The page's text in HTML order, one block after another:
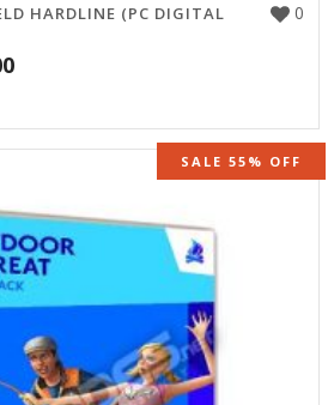
0
HARDLINE (PC DIGITAL
SALE 55% OFF